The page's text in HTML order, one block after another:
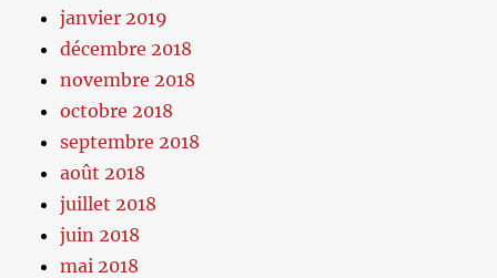
janvier 2019
décembre 2018
novembre 2018
octobre 2018
septembre 2018
août 2018
juillet 2018
juin 2018
mai 2018